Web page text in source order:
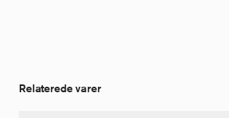
Relaterede varer